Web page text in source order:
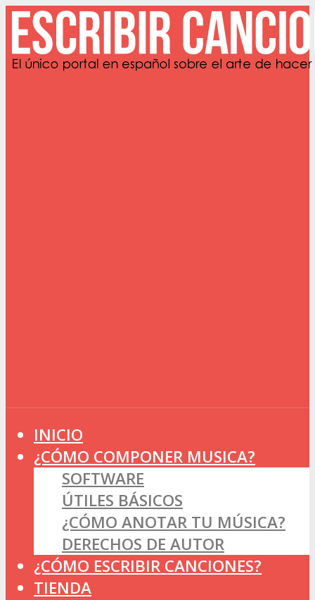
INICIO
¿CÓMO COMPONER MUSICA?
SOFTWARE
ÚTILES BÁSICOS
¿CÓMO ANOTAR TU MÚSICA?
DERECHOS DE AUTOR
¿CÓMO ESCRIBIR CANCIONES?
TIENDA